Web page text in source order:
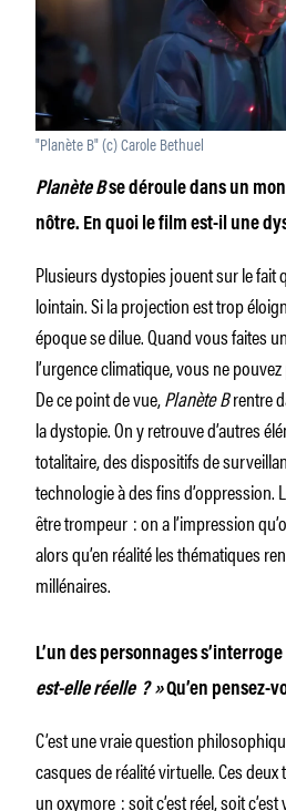
"Planète B" (c) Carole Bethuel
Planète Bse déroule dans un
nôtre. En quoi le film est-il une
Plusieurs dystopies jouent sur le fait
lointain. Si la projection est trop
époque se dilue. Quand vous faites
l’urgence climatique, vous ne
De ce point de vue,Planète Brentre
la dystopie. On y retrouve d’autres
totalitaire, des dispositifs de
technologie à des fins d’oppression.
être trompeur : on a l’impression
alors qu’en réalité les thématiques
millénaires.
L’un des personnages
est-elle réelle ? »Qu’en pensez-
C’est une vraie question
casques de réalité virtuelle. Ces
un oxymore : soit c’est réel, soit c’est